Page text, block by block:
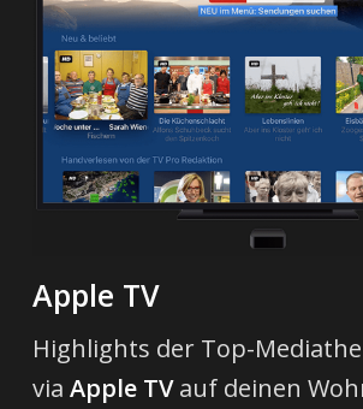
Apple TV
Highlights der Top-
via Apple TVauf deinen